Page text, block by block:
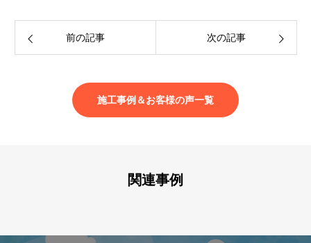
前の記事 次の記事
施工事例＆お客様の声一覧
関連事例